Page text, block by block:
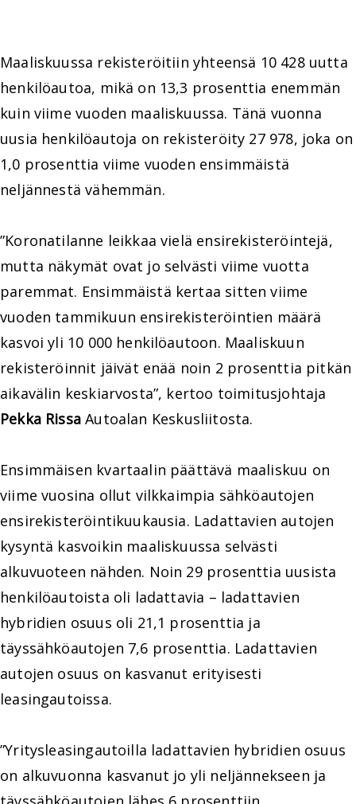
Maaliskuussa rekisteröitiin yhteensä 10 428 uutta
henkilöautoa, mikä on 13,3 prosenttia enemmän
kuin viime vuoden maaliskuussa. Tänä vuonna
uusia henkilöautoja on rekisteröity 27 978, joka on
1,0 prosenttia viime vuoden ensimmäistä
neljännestä vähemmän.
”Koronatilanne leikkaa vielä ensirekisteröintejä,
mutta näkymät ovat jo selvästi viime vuotta
paremmat. Ensimmäistä kertaa sitten viime
vuoden tammikuun ensirekisteröintien määrä
kasvoi yli 10 000 henkilöautoon. Maaliskuun
rekisteröinnit jäivät enää noin 2 prosenttia pitkän
aikavälin keskiarvosta”, kertoo toimitusjohtaja
Pekka RissaAutoalan Keskusliitosta.
Ensimmäisen kvartaalin päättävä maaliskuu on
viime vuosina ollut vilkkaimpia sähköautojen
ensirekisteröintikuukausia. Ladattavien autojen
kysyntä kasvoikin maaliskuussa selvästi
alkuvuoteen nähden. Noin 29 prosenttia uusista
henkilöautoista oli ladattavia – ladattavien
hybridien osuus oli 21,1 prosenttia ja
täyssähköautojen 7,6 prosenttia. Ladattavien
autojen osuus on kasvanut erityisesti
leasingautoissa.
”Yritysleasingautoilla ladattavien hybridien osuus
on alkuvuonna kasvanut jo yli neljännekseen ja